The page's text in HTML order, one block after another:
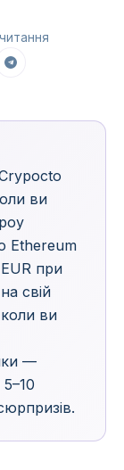
ви
Ethereum
при
свій
ви
—